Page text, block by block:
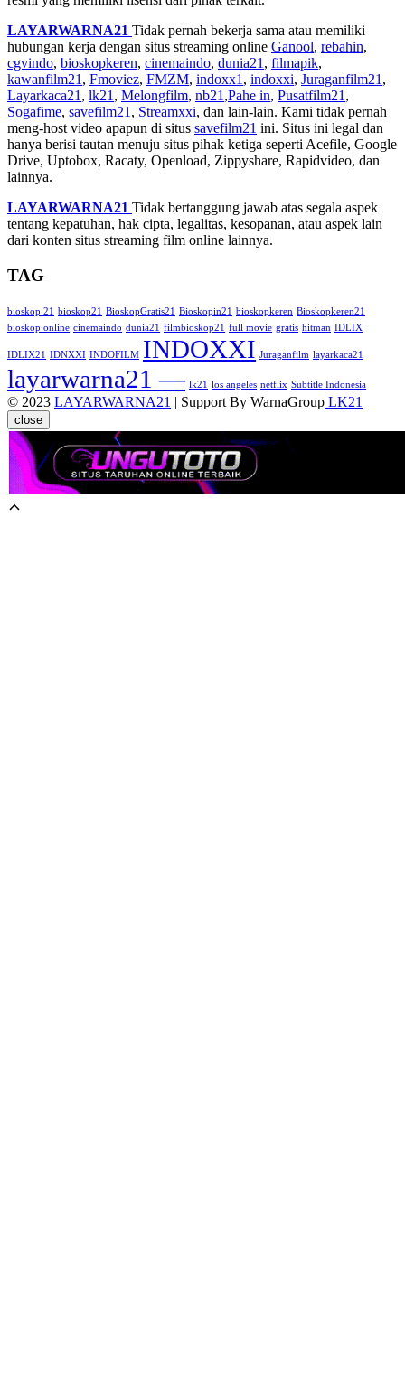
LAYARWARNA21 Tidak pernah bekerja sama atau memiliki
hubungan kerja dengan situs streaming online Ganool, rebahin,
cgvindo, bioskopkeren, cinemaindo, dunia21 , filmapik,
kawanfilm21 , Fmoviez, FMZM, indoxx1 , indoxxi, Juraganfilm21 ,
Layarkaca21 , lk21 , Melongfilm, nb21 ,Pahe in, Pusatfilm21 ,
Sogafime, savefilm21 , Streamxxi, dan lain-lain. Kami tidak pernah
meng-host video apapun di situs savefilm21 ini. Situs ini legal dan
hanya berisi tautan menuju situs pihak ketiga seperti Acefile, Google
Drive, Uptobox, Racaty, Openload, Zippyshare, Rapidvideo, dan
lainnya.
LAYARWARNA21 Tidak bertanggung jawab atas segala aspek
tentang kepatuhan, hak cipta, legalitas, kesopanan, atau aspek lain
dari konten situs streaming film online lainnya.
TAG
bioskop 21 bioskop21 BioskopGratis21 Bioskopin21 bioskopkeren Bioskopkeren21
bioskop online cinemaindo dunia21 filmbioskop21 full movie gratis hitman IDLIX
IDLIX21 IDNXXI INDOFILM INDOXXI Juraganfilm layarkaca21
layarwarna21 — lk21 los angeles netflix Subtitle Indonesia
© 2023 LAYARWARNA21 | Support By WarnaGroup LK21
close